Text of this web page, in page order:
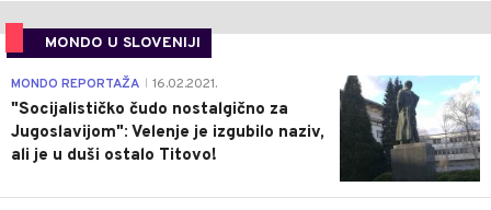
MONDO U SLOVENIJI
4
MONDO REPORTAŽA 16.02.2021.
"Socijalističko čudo nostalgično za
Jugoslavijom": Velenje je izgubilo naziv,
ali je u duši ostalo Titovo!